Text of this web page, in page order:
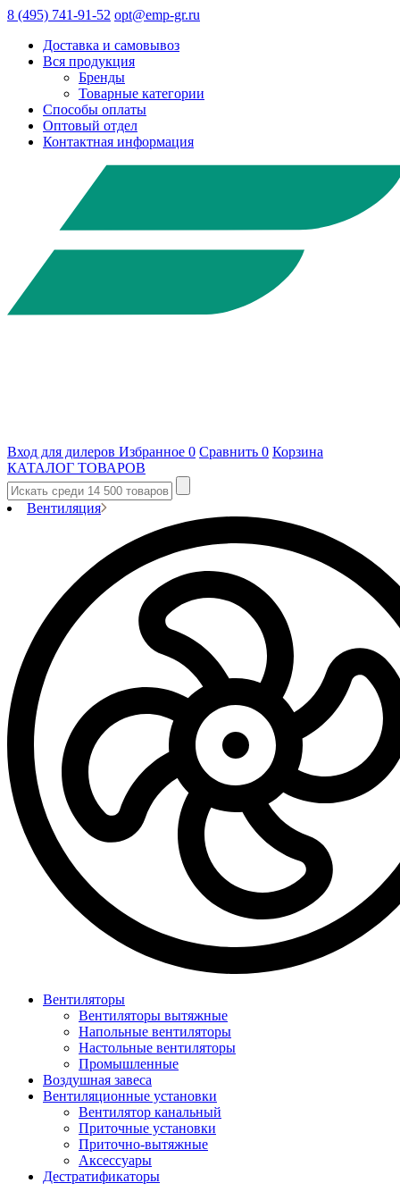
8 (495) 741-91-52 opt@emp-gr.ru
Доставка и самовывоз
Вся продукция
Бренды
Товарные категории
Способы оплаты
Оптовый отдел
Контактная информация
Вход для дилеров Избранное 0 Сравнить 0 Корзина
КАТАЛОГ ТОВАРОВ
Вентиляция
Вентиляторы
Вентиляторы вытяжные
Напольные вентиляторы
Настольные вентиляторы
Промышленные
Воздушная завеса
Вентиляционные установки
Вентилятор канальный
Приточные установки
Приточно-вытяжные
Аксессуары
Дестратификаторы